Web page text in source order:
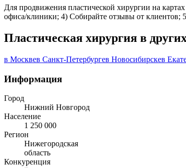
Для продвижения пластической хирургии на
офиса/клиники; 4) Собирайте отзывы от
Пластическая хирургия в
в Москвев Санкт-Петербургев Новосибирскев
Информация
Город
Нижний Новгород
Население
1 250 000
Регион
Нижегородская
область
Конкуренция